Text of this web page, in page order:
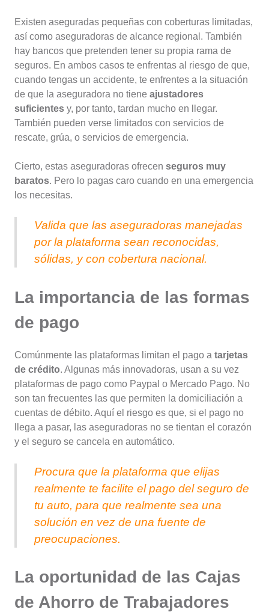
Existen aseguradas pequeñas con coberturas limitadas,
así como aseguradoras de alcance regional. También
hay bancos que pretenden tener su propia rama de
seguros. En ambos casos te enfrentas al riesgo de que,
cuando tengas un accidente, te enfrentes a la situación
de que la aseguradora no tiene ajustadores
suficientes y, por tanto, tardan mucho en llegar.
También pueden verse limitados con servicios de
rescate, grúa, o servicios de emergencia.
Cierto, estas aseguradoras ofrecen seguros muy
baratos. Pero lo pagas caro cuando en una emergencia
los necesitas.
Valida que las aseguradoras manejadas
por la plataforma sean reconocidas,
sólidas, y con cobertura nacional.
La importancia de las formas
de pago
Comúnmente las plataformas limitan el pago a tarjetas
de crédito. Algunas más innovadoras, usan a su vez
plataformas de pago como Paypal o Mercado Pago. No
son tan frecuentes las que permiten la domiciliación a
cuentas de débito. Aquí el riesgo es que, si el pago no
llega a pasar, las aseguradoras no se tientan el corazón
y el seguro se cancela en automático.
Procura que la plataforma que elijas
realmente te facilite el pago del seguro de
tu auto, para que realmente sea una
solución en vez de una fuente de
preocupaciones.
La oportunidad de las Cajas
de Ahorro de Trabajadores